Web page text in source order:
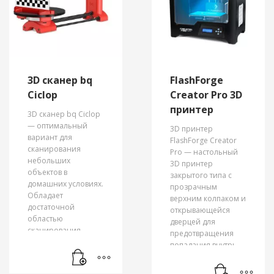
высокой скоростью
полимеризации (в
среднем 0,5 секунды
мощностью лампы
около 240Вт),
является достаточно
гибкой, и поэтому
предназначена для
многоцелевого
использования.
Смола печатает
слоями толщиной
от 20 микрон,
твёрдость
полностью
отвердевшего
полимера FunToDo
составляет 35 по
3D сканер bq
Ciclop
3D сканер bq Ciclop
— оптимальный
вариант для
сканирования
небольших
объектов в
домашних условиях.
Обладает
достаточной
областью
сканирования
высотой 205 мм и
диаметром 250 мм.
FlashForge
Creator Pro 3D
принтер
3D принтер
FlashForge Creator
Pro — настольный
3D принтер
закрытого типа с
прозрачным
верхним колпаком и
открывающейся
дверцей для
предотвращения
попадания внутрь
равномерной